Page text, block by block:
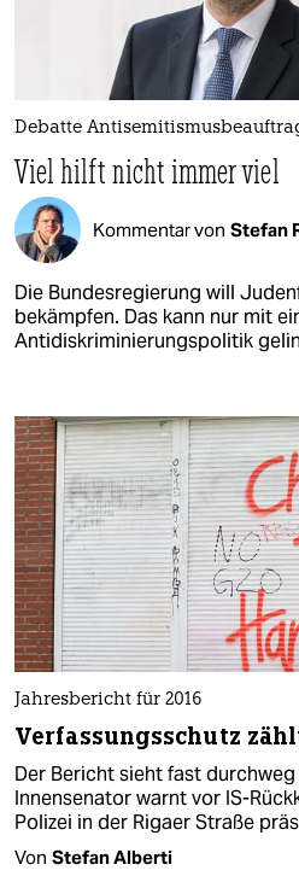
Debatte
Viel hilft nicht immer viel
Kommentar von Stefan
Die Bundesregierung will
bekämpfen. Das kann nur mit
Antidiskriminierungspolitik
Jahresbericht für 2016
Verfassungsschutz
Der Bericht sieht fast
Innensenator warnt vor IS-
Polizei in der Rigaer Straße
Von Stefan Alberti